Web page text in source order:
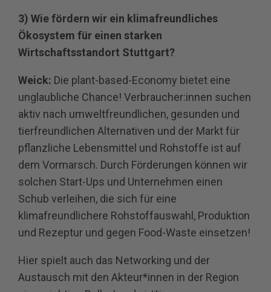
3) Wie fördern wir ein klimafreundliches
Ökosystem für einen starken
Wirtschaftsstandort Stuttgart?
Weick: Die plant-based-Economy bietet eine
unglaubliche Chance! Verbraucher:innen suchen
aktiv nach umweltfreundlichen, gesunden und
tierfreundlichen Alternativen und der Markt für
pflanzliche Lebensmittel und Rohstoffe ist auf
dem Vormarsch. Durch Förderungen können wir
solchen Start-Ups und Unternehmen einen
Schub verleihen, die sich für eine
klimafreundlichere Rohstoffauswahl, Produktion
und Rezeptur und gegen Food-Waste einsetzen!
Hier spielt auch das Networking und der
Austausch mit den Akteur*innen in der Region